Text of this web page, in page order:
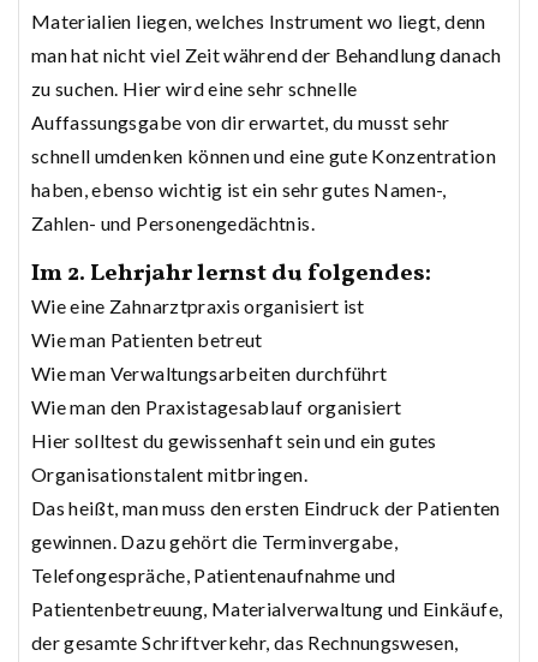
Materialien liegen, welches Instrument wo liegt, denn
man hat nicht viel Zeit während der Behandlung danach
zu suchen. Hier wird eine sehr schnelle
Auffassungsgabe von dir erwartet, du musst sehr
schnell umdenken können und eine gute Konzentration
haben, ebenso wichtig ist ein sehr gutes Namen-,
Zahlen- und Personengedächtnis.
Im 2. Lehrjahr lernst du folgendes:
Wie eine Zahnarztpraxis organisiert ist
Wie man Patienten betreut
Wie man Verwaltungsarbeiten durchführt
Wie man den Praxistagesablauf organisiert
Hier solltest du gewissenhaft sein und ein gutes
Organisationstalent mitbringen.
Das heißt, man muss den ersten Eindruck der Patienten
gewinnen. Dazu gehört die Terminvergabe,
Telefongespräche, Patientenaufnahme und
Patientenbetreuung, Materialverwaltung und Einkäufe,
der gesamte Schriftverkehr, das Rechnungswesen,